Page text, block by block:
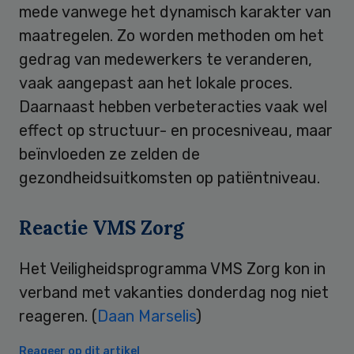
mede vanwege het dynamisch karakter van
maatregelen. Zo worden methoden om het
gedrag van medewerkers te veranderen,
vaak aangepast aan het lokale proces.
Daarnaast hebben verbeteracties vaak wel
effect op structuur- en procesniveau, maar
beïnvloeden ze zelden de
gezondheidsuitkomsten op patiëntniveau.
Reactie VMS Zorg
Het Veiligheidsprogramma VMS Zorg kon in
verband met vakanties donderdag nog niet
reageren. ( Daan Marselis)